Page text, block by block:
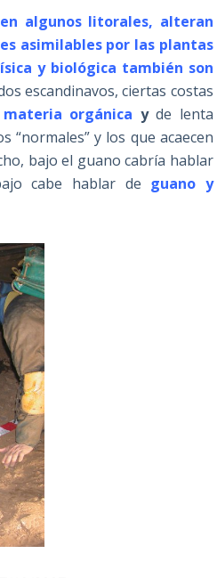
en algunos litorales, alteran
asimilables por las plantas
y biológica también son
escandinavos, ciertas costas
orgánica yde lenta
y los que acaecen
bajo el guano cabría hablar
cabe hablar de guano y